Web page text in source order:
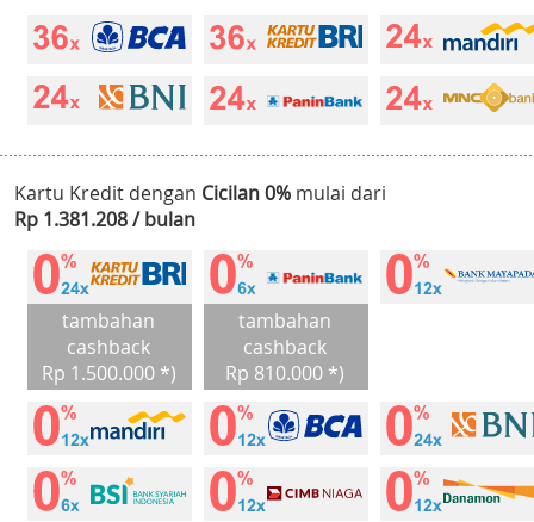
Kartu Kredit dengan Cicilan 0% mulai dari
Rp 1.381.208 / bulan
tambahan
cashback
Rp 1.500.000 *)
tambahan
cashback
Rp 810.000 *)